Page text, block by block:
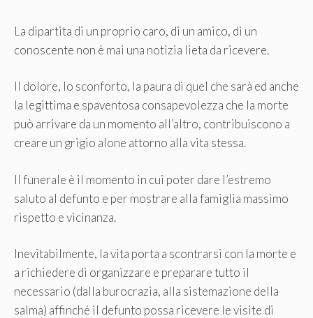
La dipartita di un proprio caro, di un amico, di un
conoscente non è mai una notizia lieta da ricevere.
Il dolore, lo sconforto, la paura di quel che sarà ed anche
la legittima e spaventosa consapevolezza che la morte
può arrivare da un momento all’altro, contribuiscono a
creare un grigio alone attorno alla vita stessa.
Il funerale è il momento in cui poter dare l’estremo
saluto al defunto e per mostrare alla famiglia massimo
rispetto e vicinanza.
Inevitabilmente, la vita porta a scontrarsi con la morte e
a richiedere di organizzare e preparare tutto il
necessario (dalla burocrazia, alla sistemazione della
salma) affinché il defunto possa ricevere le visite di